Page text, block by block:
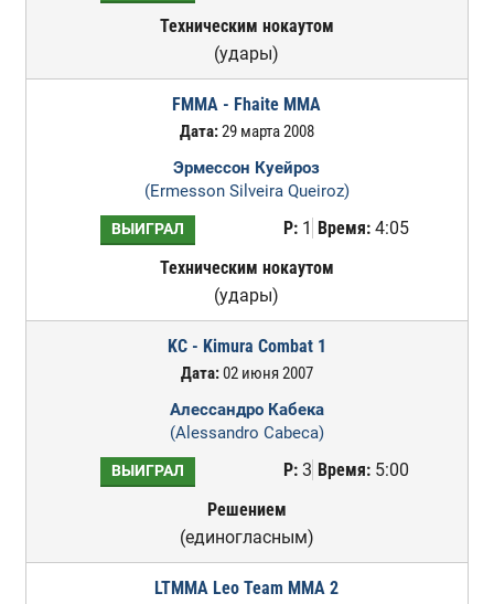
Техническим нокаутом
(удары)
FMMA - Fhaite MMA
Дата:29 марта 2008
Эрмессон Куейроз
(Ermesson Silveira Queiroz)
ВЫИГРАЛ Р:1 Время:4:05
Техническим нокаутом
(удары)
KC - Kimura Combat 1
Дата:02 июня 2007
Алессандро Кабека
(Alessandro Cabeca)
ВЫИГРАЛ Р:3 Время:5:00
Решением
(единогласным)
LTMMA Leo Team MMA 2